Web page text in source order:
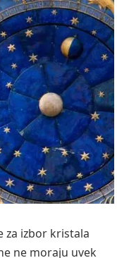
za izbor kristala
ne moraju uvek